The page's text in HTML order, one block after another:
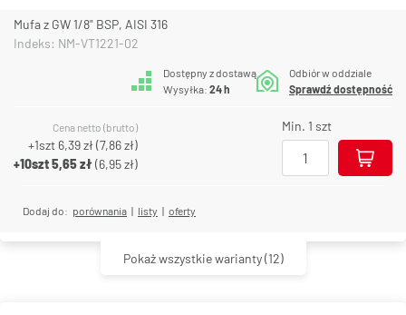
Mufa z GW 1/8" BSP, AISI 316
Indeks: NM-VT1221-02
Dostępny z dostawą
Wysyłka: 24 h
Odbiór w oddziale
Sprawdź dostępność
Cena netto (brutto)
+1szt 6,39 zł(7,86 zł)
+10szt5,65 zł(6,95 zł)
Min. 1 szt
Dodaj do: porównania | listy | oferty
Pokaż wszystkie warianty(12)